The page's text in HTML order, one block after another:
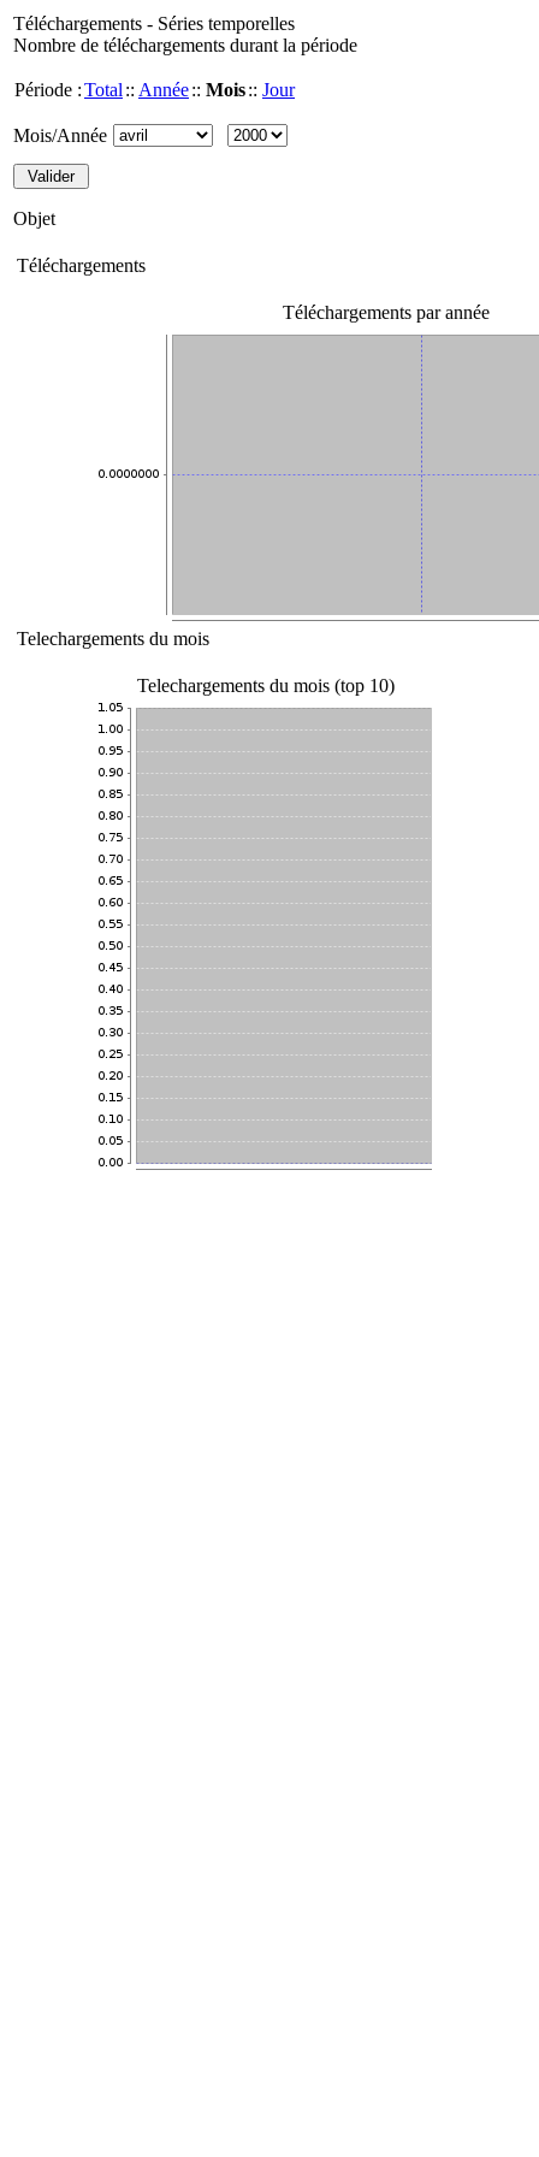
Téléchargements - Séries temporelles
Nombre de téléchargements durant la période
Période :Total :: Année:: Mois:: Jour
Mois/Année
Objet
Téléchargements
Téléchargements par année
Telechargements du mois
Telechargements du mois (top 10)